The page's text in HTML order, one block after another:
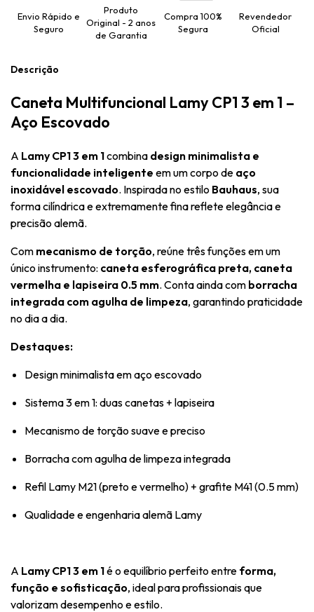
Envio Rápido e
Seguro
Produto
Original - 2 anos
de Garantia
Compra 100%
Segura
Revendedor
Oficial
Descrição
Caneta Multifuncional Lamy CP1 3 em 1 –
Aço Escovado
A Lamy CP1 3 em 1combina design minimalista e
funcionalidade inteligente em um corpo de aço
inoxidável escovado. Inspirada no estilo Bauhaus, sua
forma cilíndrica e extremamente fina reflete elegância e
precisão alemã.
Com mecanismo de torção, reúne três funções em um
único instrumento: caneta esferográfica preta, caneta
vermelha e lapiseira 0.5 mm. Conta ainda com borracha
integrada com agulha de limpeza, garantindo praticidade
no dia a dia.
Destaques:
Design minimalista em aço escovado
Sistema 3 em 1: duas canetas + lapiseira
Mecanismo de torção suave e preciso
Borracha com agulha de limpeza integrada
Refil Lamy M21 (preto e vermelho) + grafite M41 (0.5 mm)
Qualidade e engenharia alemã Lamy
A Lamy CP1 3 em 1é o equilíbrio perfeito entre forma,
função e sofisticação, ideal para profissionais que
valorizam desempenho e estilo.